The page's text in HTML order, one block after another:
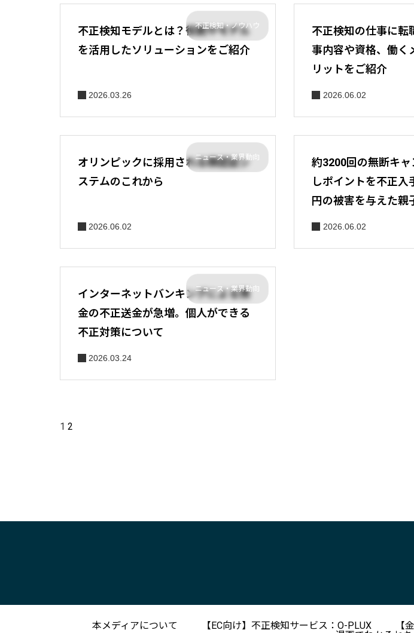
不正検知・ノウハウ
不正検知モデルとは？役割やモデル
を活用したソリューションをご紹介
2026.03.26
不正検知の仕事に転
事内容や資格、働く
リットをご紹介
2026.06.02
ニュース・業界動向
オリンピックに採用される顔認証シ
ステムのこれから
2026.06.02
約3200回の無断キ
しポイントを不正入
円の被害を与えた親
2026.06.02
ニュース・業界動向
インターネットバンキングによる預
金の不正送金が急増。個人ができる
不正対策について
2026.03.24
1 2
本メディアについて 【EC向け】不正検知サービス：O-PLUX 【